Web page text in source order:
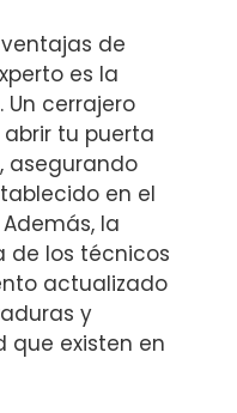
de
es la
cerrajero
tu puerta
asegurando
en el
la
los técnicos
actualizado
y
que existen en